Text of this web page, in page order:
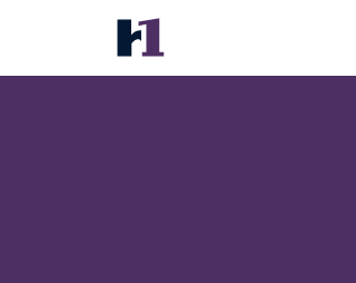
Glynhill Hotel
Preise